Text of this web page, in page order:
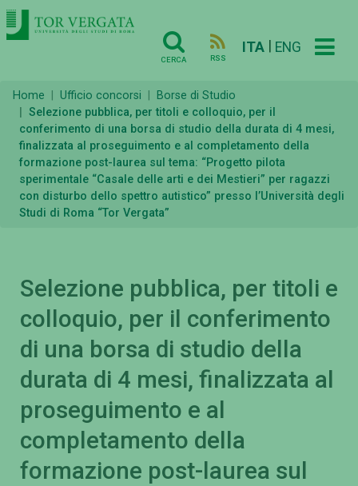
CERCA RSS
ITA ENG
Home Ufficio concorsi
Borse di Studio
Selezione pubblica, per titoli e colloquio, per il
conferimento di una borsa di studio della durata di 4 mesi,
finalizzata al proseguimento e al completamento della
formazione post-laurea sul tema: “Progetto pilota
sperimentale “Casale delle arti e dei Mestieri” per ragazzi
con disturbo dello spettro autistico” presso l’Università degli
Studi di Roma “Tor Vergata”
Selezione pubblica, per titoli e
colloquio, per il conferimento
di una borsa di studio della
durata di 4 mesi, finalizzata al
proseguimento e al
completamento della
formazione post-laurea sul